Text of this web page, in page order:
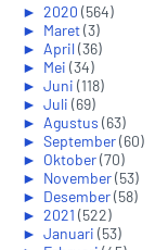
► 2020 (564)
► Maret(3)
► April(36)
► Mei (34)
► Juni (118)
► Juli (69)
► Agustus (63)
► September(60)
► Oktober(70)
► November(53)
► Desember(58)
► 2021 (522)
► Januari (53)